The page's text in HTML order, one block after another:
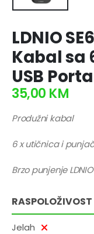
LDNIO
Kabal sa
USB Porta
35,00 KM
Produžni kabal
6 x utičnica i punjač
Brzo punjenje
Jelah